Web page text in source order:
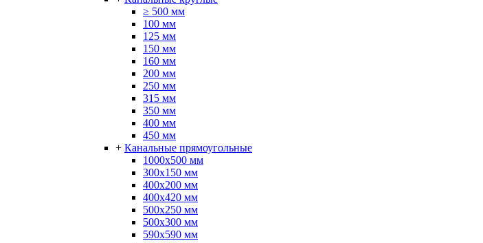
≥ 500 мм
100 мм
125 мм
150 мм
160 мм
200 мм
250 мм
315 мм
350 мм
400 мм
450 мм
+ Канальные прямоугольные
1000x500 мм
300x150 мм
400x200 мм
400x420 мм
500x250 мм
500x300 мм
590х590 мм